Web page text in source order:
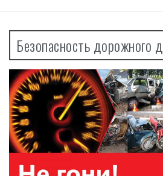
Безопасность дорожного